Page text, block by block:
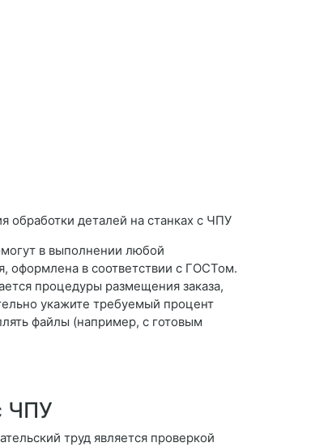
в выполнении любой
оформлена в соответствии с ГОСТом.
процедуры размещения заказа,
укажите требуемый процент
файлы (например, с готовым
ЧПУ
труд является проверкой